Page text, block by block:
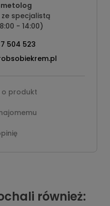
specjalistą
- 14:00)
504 523
produkt
również: